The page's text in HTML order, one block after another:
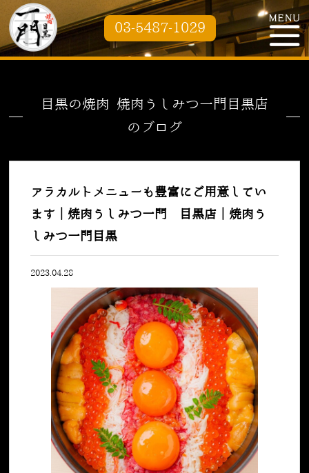
03-5487-1029
目黒の焼肉 焼肉うしみつ一門目黒店
のブログ
アラカルトメニューも豊富にご用意してい
ます｜焼肉うしみつ一門 目黒店｜焼肉う
しみつ一門目黒
2023.04.28